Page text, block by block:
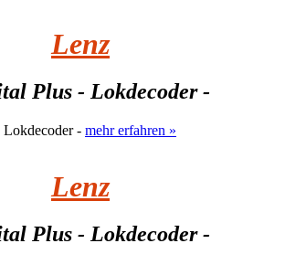
Lenz
Plus - Lokdecoder -
- mehr erfahren »
Lenz
Plus - Lokdecoder -